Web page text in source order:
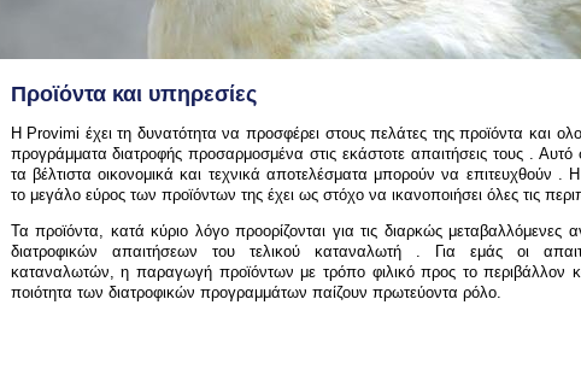
Προϊόντα και υπηρεσίες
Η Provimi έχει τη δυνατότητα να προσφέρει στους πελάτες της προϊόντα και
προγράμματα διατροφής προσαρμοσμένα στις εκάστοτε απαιτήσεις τους . Αυτό
τα βέλτιστα οικονομικά και τεχνικά αποτελέσματα μπορούν να επιτευχθούν . Η
το μεγάλο εύρος των προϊόντων της έχει ως στόχο να ικανοποιήσει όλες τις
Τα προϊόντα, κατά κύριο λόγο προορίζονται για τις διαρκώς μεταβαλλόμενες
διατροφικών απαιτήσεων του τελικού καταναλωτή . Για εμάς οι
καταναλωτών, η παραγωγή προϊόντων με τρόπο φιλικό προς το περιβάλλον
ποιότητα των διατροφικών προγραμμάτων παίζουν πρωτεύοντα ρόλο.